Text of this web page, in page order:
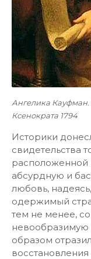
Ангелика
Ксенократа 1794
Историки
свидетельства
расположенной
абсурдную и
любовь,
одержимый
тем не менее,
невообразимую
образом